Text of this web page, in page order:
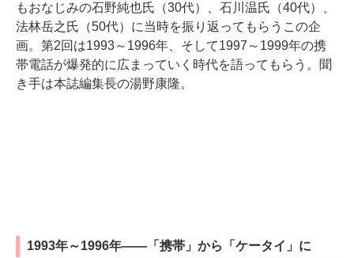
もおなじみの石野純也氏（30代）、石川温氏（40代）、
法林岳之氏（50代）に当時を振り返ってもらうこの企
画。第2回は1993～1996年、そして1997～1999年の携
帯電話が爆発的に広まっていく時代を語ってもらう。聞
き手は本誌編集長の湯野康隆。
1993年～1996年――「携帯」から「ケータイ」に